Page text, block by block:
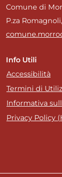
Comune di
P.za
Info Utili
Accessibilità
Termini di
Informativa
Privacy Policy